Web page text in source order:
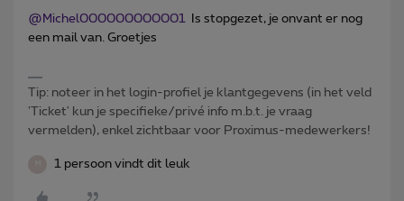
@Michel000000000001
Is stopgezet, je onvant er nog
een mail van. Groetjes
Tip: noteer in het login-profiel je klantgegevens (in het veld
'Ticket' kun je specifieke/privé info m.b.t. je vraag
vermelden), enkel zichtbaar voor Proximus-medewerkers!
1 persoon vindt dit leuk